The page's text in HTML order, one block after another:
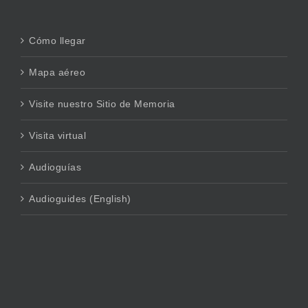
Cómo llegar
Mapa aéreo
Visite nuestro Sitio de Memoria
Visita virtual
Audioguías
Audioguides (English)